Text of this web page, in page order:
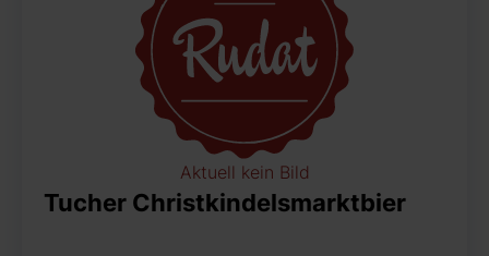
Aktuell kein Bild
Tucher Christkindelsmarktbier